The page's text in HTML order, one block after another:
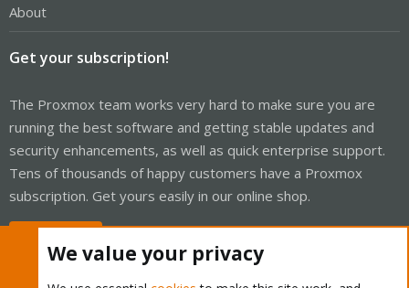
About
Get your subscription!
The Proxmox team works very hard to make sure you are
running the best software and getting stable updates and
security enhancements, as well as quick enterprise support.
Tens of thousands of happy customers have a Proxmox
subscription. Get yours easily in our online shop.
We value your privacy